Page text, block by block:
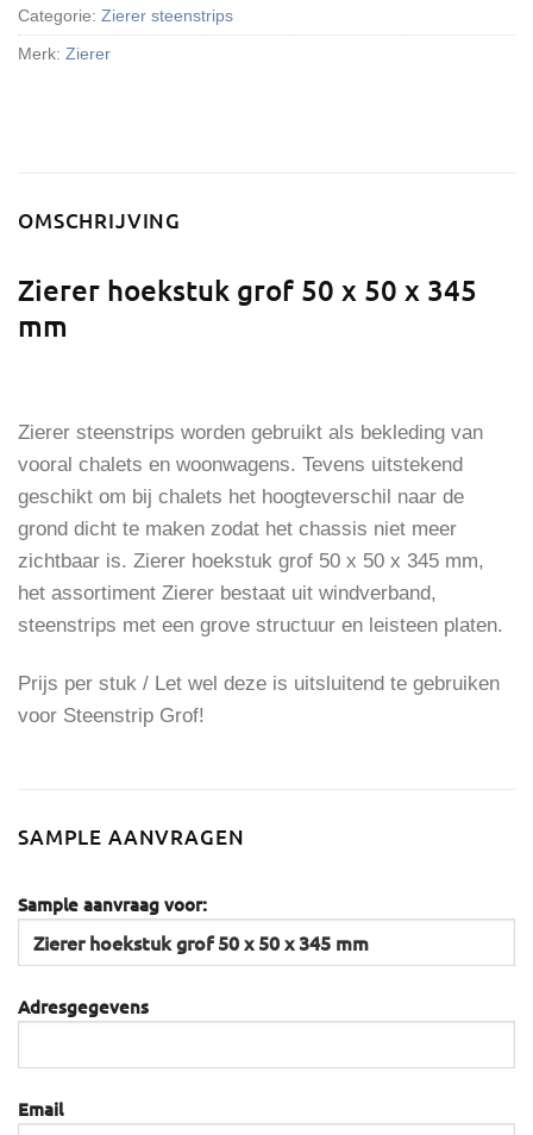
Categorie: Zierer steenstrips
Merk: Zierer
OMSCHRIJVING
Zierer hoekstuk grof 50 x 50 x 345
mm
Zierer steenstrips worden gebruikt als bekleding van
vooral chalets en woonwagens. Tevens uitstekend
geschikt om bij chalets het hoogteverschil naar de
grond dicht te maken zodat het chassis niet meer
zichtbaar is. Zierer hoekstuk grof 50 x 50 x 345 mm,
het assortiment Zierer bestaat uit windverband,
steenstrips met een grove structuur en leisteen platen.
Prijs per stuk / Let wel deze is uitsluitend te gebruiken
voor Steenstrip Grof!
SAMPLE AANVRAGEN
Sample aanvraag voor:
Adresgegevens
Email